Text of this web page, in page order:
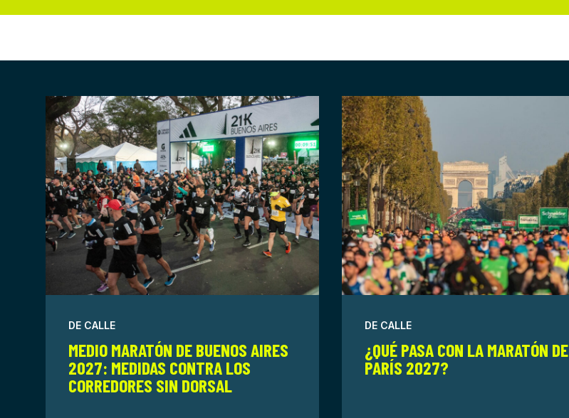
DE CALLE
MEDIO MARATÓN DE BUENOS AIRES
2027: MEDIDAS CONTRA LOS
CORREDORES SIN DORSAL
DE CALLE
¿QUÉ PASA CON LA MARATÓN DE
PARÍS 2027?